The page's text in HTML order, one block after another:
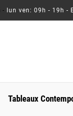
- lun ven: 09h - 19h -
Tableaux